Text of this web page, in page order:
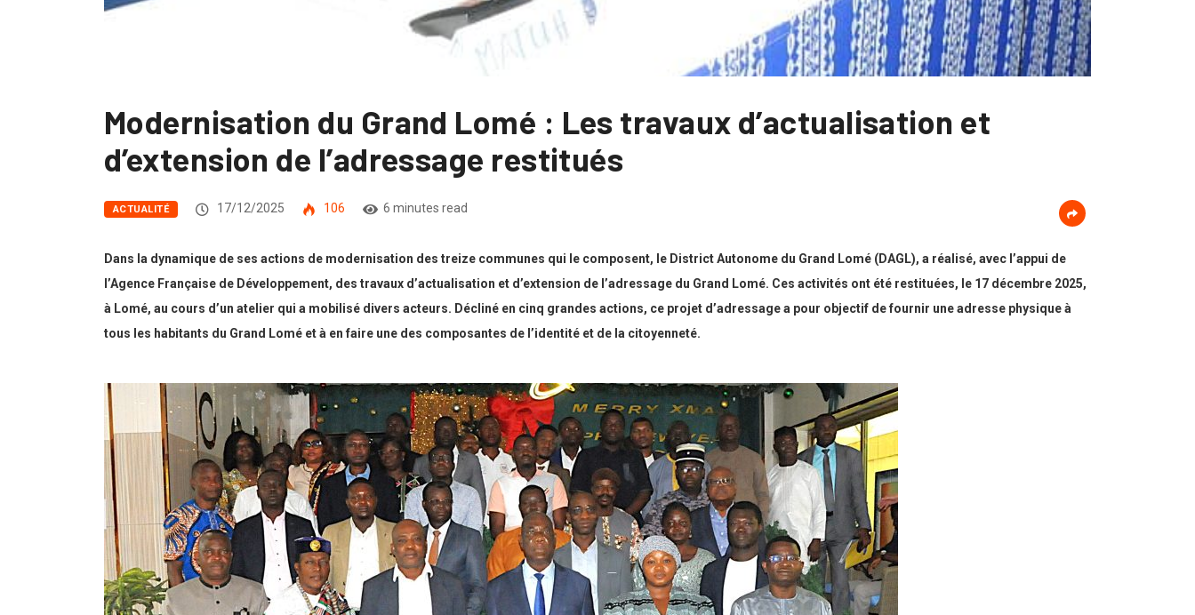
Modernisation du Grand Lomé : Les travaux d’actualisation et
d’extension de l’adressage restitués
ACTUALITÉ 17/12/2025 106 6 minutes read
Dans la dynamique de ses actions de modernisation des treize communes qui le composent, le District Autonome du Grand Lomé (DAGL), a réalisé, avec l’appui de
l’Agence Française de Développement, des travaux d’actualisation et d’extension de l’adressage du Grand Lomé. Ces activités ont été restituées, le 17 décembre 2025,
à Lomé, au cours d’un atelier qui a mobilisé divers acteurs. Décliné en cinq grandes actions, ce projet d’adressage a pour objectif de fournir une adresse physique à
tous les habitants du Grand Lomé et à en faire une des composantes de l’identité et de la citoyenneté.